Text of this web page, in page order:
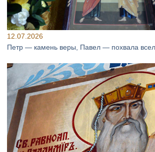
12.07.2026
Петр — камень веры, Павел — похвала